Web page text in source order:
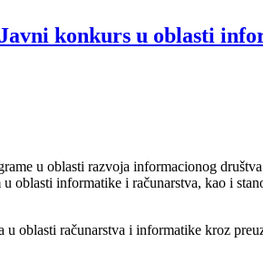
konkurs u oblasti
u oblasti razvoja informacionog
oblasti informatike i računarstva, kao i
oblasti računarstva i informatike kroz